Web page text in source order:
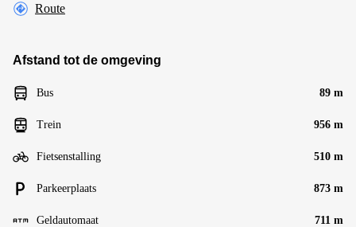
Route
Afstand tot de omgeving
Bus 89 m
Trein 956 m
Fietsenstalling 510 m
Parkeerplaats 873 m
Geldautomaat 711 m